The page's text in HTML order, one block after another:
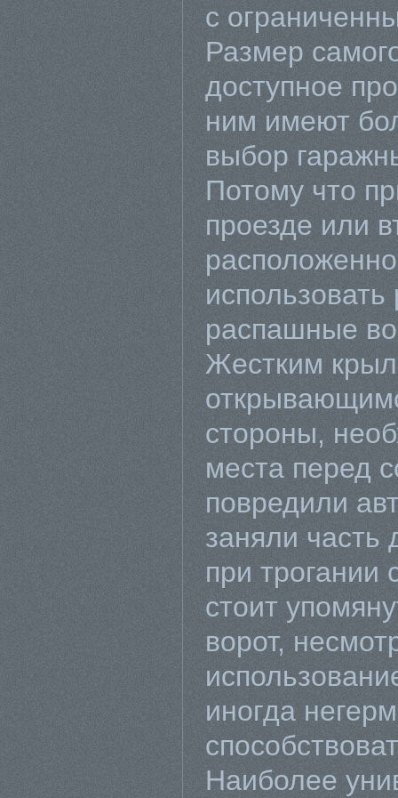
с
Размер
доступное
ним имеют
выбор
Потому что
проезде или
распашные
Жестким
стороны,
места перед
повредили
заняли
при трогании
стоит
ворот,
иногда
Наиболее